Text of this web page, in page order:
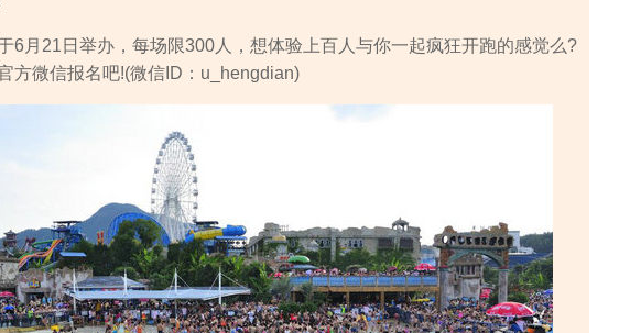
21日举办，每场限300人，想体验上百人与你一起疯狂开跑的感觉么?
方微信报名吧!(微信ID：u_hengdian)